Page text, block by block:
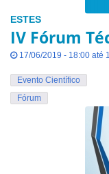
ESTES
IV Fórum
17/06/2019 - 18:00 até
Evento Científico
Fórum